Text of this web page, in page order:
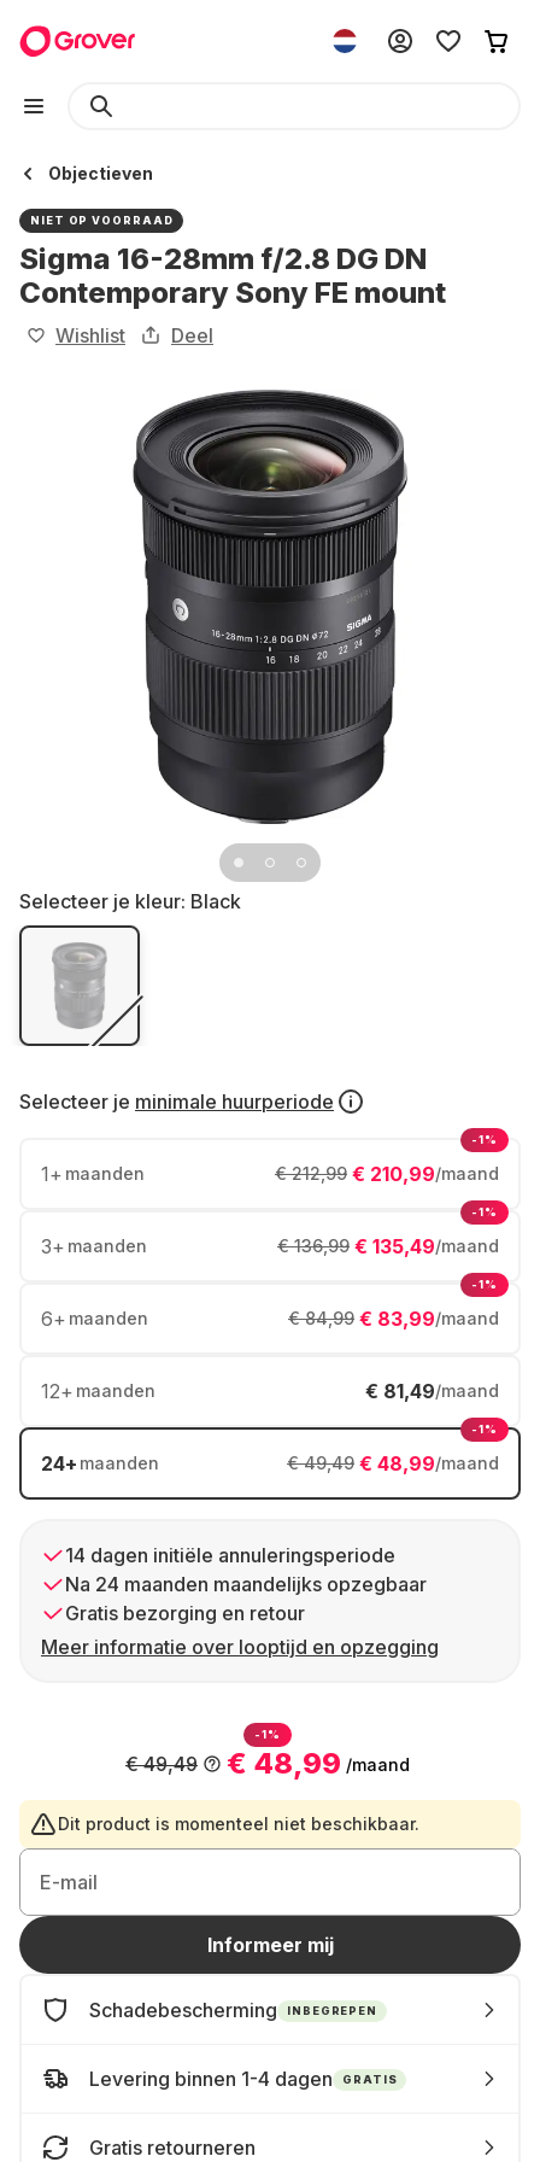
Objectieven
NIET OP VOORRAAD
Sigma 16-28mm f/2.8 DG DN
Contemporary Sony FE mount
Wishlist Deel
Selecteer je kleur: Black
Selecteer je minimale huurperiode
1+ maanden € 210,99/maand
€ 212,99
-1%
3+ maanden € 135,49/maand
€ 136,99
-1%
6+ maanden € 83,99/maand
€ 84,99
-1%
12+ maanden € 81,49/maand
24+ maanden € 48,99/maand
€ 49,49
-1%
14 dagen initiële annuleringsperiode
Na 24 maanden maandelijks opzegbaar
Gratis bezorging en retour
Meer informatie over looptijd en opzegging
-1%
€ 48,99 /maand
€ 49,49
Dit product is momenteel niet beschikbaar.
E-mail
Informeer mij
Schadebescherming INBEGREPEN
Levering binnen 1-4 dagen GRATIS
Gratis retourneren